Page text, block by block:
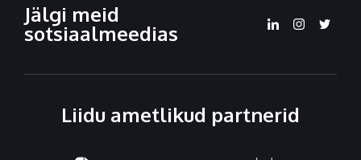
Jälgi meid
sotsiaalmeedias
Liidu ametlikud partnerid